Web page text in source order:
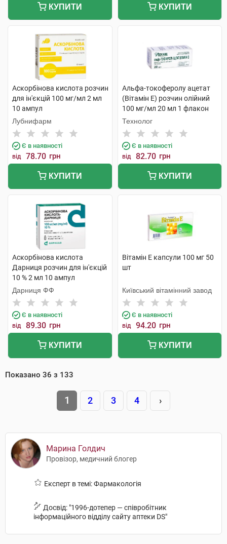
КУПИТИ КУПИТИ
Аскорбінова кислота розчин
для ін'єкцій 100 мг/мл 2 мл
10 ампул
Лубнифарм
Є в наявності
від 78.70 грн
КУПИТИ
Альфа-токоферолу ацетат
(Вітамін E) розчин олійний
100 мг/мл 20 мл 1 флакон
Технолог
Є в наявності
від 82.70 грн
КУПИТИ
Аскорбінова кислота
Дарниця розчин для ін'єкцій
10 % 2 мл 10 ампул
Дарниця ФФ
Є в наявності
від 89.30 грн
КУПИТИ
Вітамін E капсули 100 мг 50
шт
Київський вітамінний завод
Є в наявності
від 94.20 грн
КУПИТИ
Показано 36 з 133
1 2 3 4 ›
Марина Голдич
Провізор, медичний блогер
Експерт в темі: Фармакологія
Досвід: "1996-дотепер — співробітник
інформаційного відділу сайту аптеки DS"